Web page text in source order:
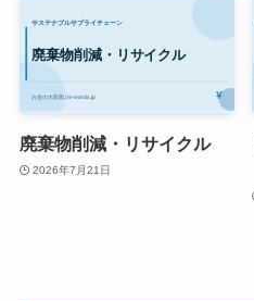
廃棄物削減・リサイクル
2026年7月21日